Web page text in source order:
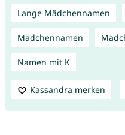
Lange Mädchennamen
Mädchennamen
Namen mit K
Kassandra merken